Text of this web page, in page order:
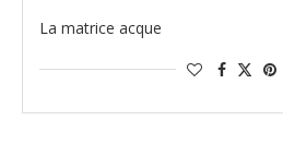
La matrice acque